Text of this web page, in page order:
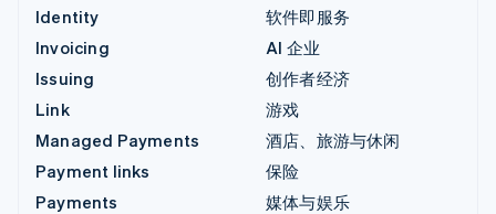
Identity
Invoicing
Issuing
Link
Managed Payments
Payment links
Payments
软件即服务
AI 企业
创作者经济
游戏
酒店、旅游与休闲
保险
媒体与娱乐